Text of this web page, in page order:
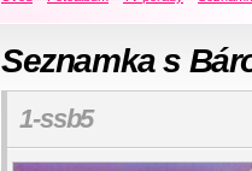
Seznamka s
1-ssb5